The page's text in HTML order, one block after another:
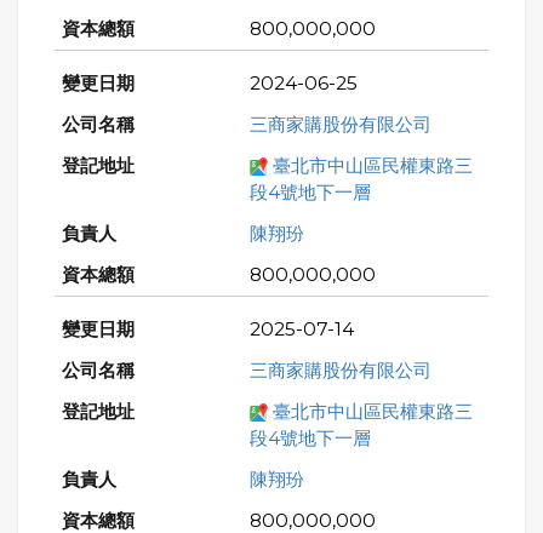
800,000,000
2024-06-25
三商家購股份有限公司
臺北市中山區民權東路三
段4號地下一層
陳翔玢
800,000,000
2025-07-14
三商家購股份有限公司
臺北市中山區民權東路三
段4號地下一層
陳翔玢
800,000,000